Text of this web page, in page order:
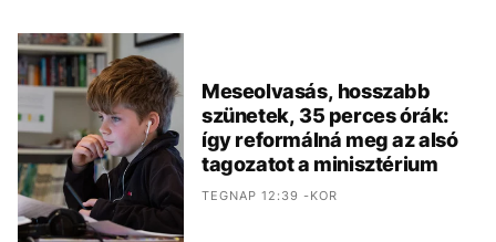
Meseolvasás, hosszabb
szünetek, 35 perces órák:
így reformálná meg az alsó
tagozatot a minisztérium
TEGNAP 12:39 -KOR